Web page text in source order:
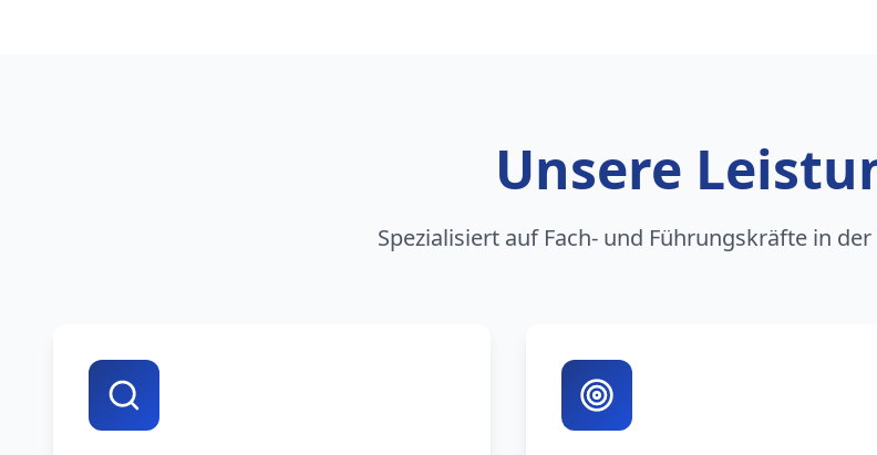
Unsere
Spezialisiert auf Fach- und Führungskräfte in